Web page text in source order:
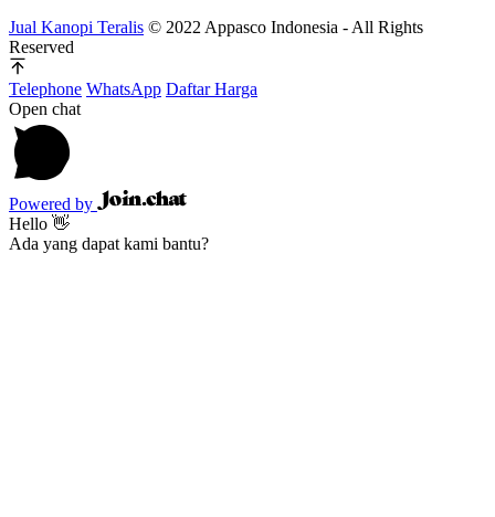
Jual Kanopi Teralis © 2022 Appasco Indonesia - All Rights
Reserved
Telephone WhatsApp Daftar Harga
Open chat
Powered by
Hello 👋
Ada yang dapat kami bantu?